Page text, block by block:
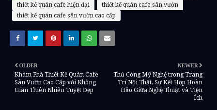
thiết kế quán cafe hiện đại
thiết kế quán cafe sân vườn
thiết kế quán cafe sân vườn cao cấp
NEWER
Thủ Công Mỹ Nghệ trong Trang
Trí Nội Thất, Sự Kết Hợp Hoàn
Hảo Giữa Nghệ Thuật và Tiện
Ích
OLDER
Khám Phá Thiết Kế Quán Cafe
Sân Vườn Cao Cấp với Không
Gian Thiên Nhiên Tuyệt Đẹp